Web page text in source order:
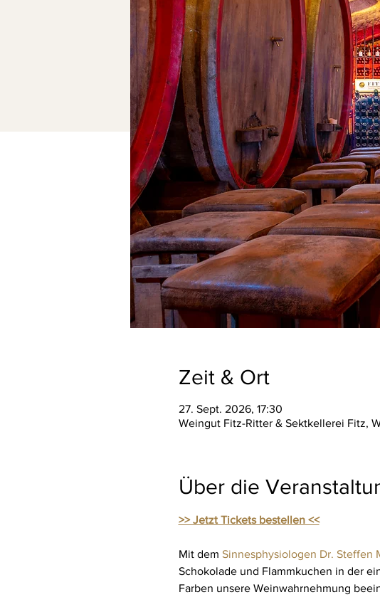
Zeit & Ort
27. Sept. 2026, 17:30
Weingut Fitz-Ritter & Sektkellerei Fitz,
Über die
>> Jetzt Tickets bestellen <<
Mit dem Sinnesphysiologen Dr. Steffen
Schokolade und Flammkuchen in der
Farben unsere Weinwahrnehmung